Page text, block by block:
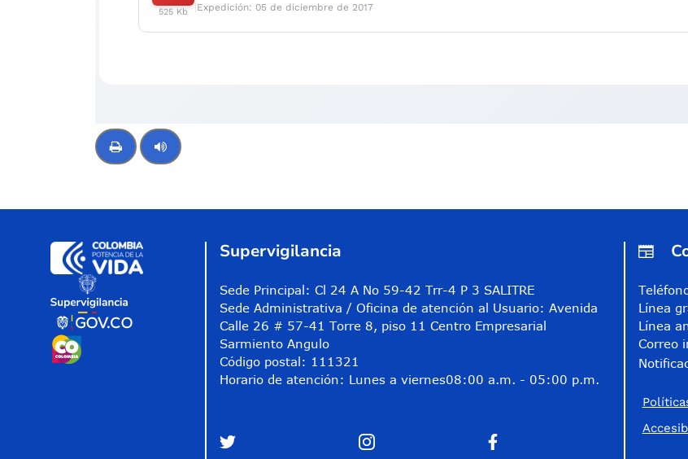
525 Kb |Expedición: 05 de diciembre de 2017
Supervigilancia
Sede Principal: Cl 24 A No 59-42 Trr-4 P 3 SALITRE
Sede Administrativa / Oficina de atención al Usuario: Avenida
Calle 26 # 57-41 Torre 8, piso 11 Centro Empresarial
Sarmiento Angulo
Código postal: 111321
Horario de atención: Lunes a viernes08:00 a.m. - 05:00 p.m.
Línea
Línea
Correo